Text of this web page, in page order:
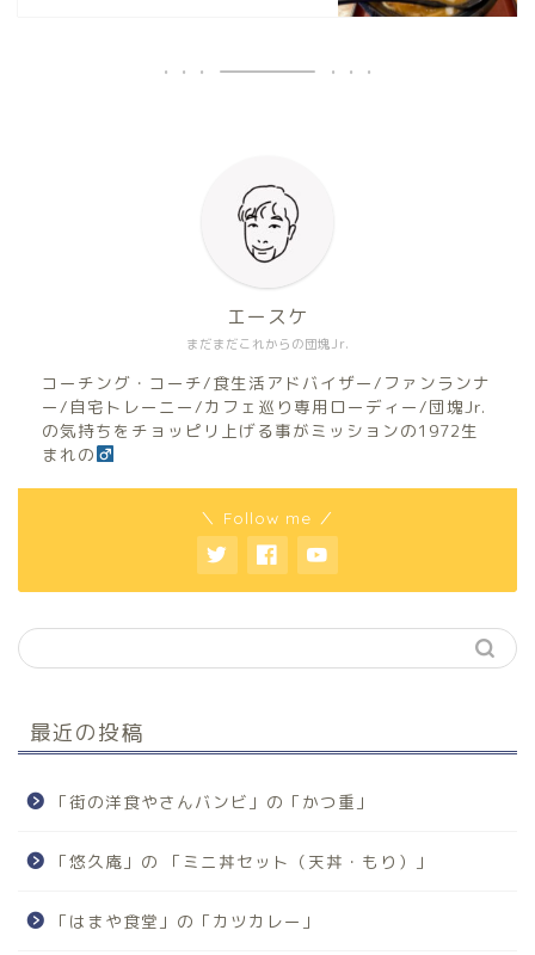
まだまだこれからの団塊Jr.
エースケ
コーチング・コーチ/食生活アドバイザー/ファンランナ
ー/自宅トレーニー/カフェ巡り専用ローディー/団塊Jr.
の気持ちをチョッピリ上げる事がミッションの1972生
まれの
＼ Follow me ／
最近の投稿
「街の洋食やさんバンビ」の「かつ重」
「悠久庵」の 「ミニ丼セット（天丼・もり）」
「はまや食堂」の「カツカレー」